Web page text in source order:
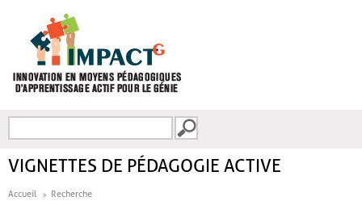
FORMULAIRE DE
VIGNETTES DE PÉDAGOGIE ACTIVE
Accueil Recherche